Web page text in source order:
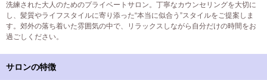
洗練された大人のためのプライベートサロン。丁寧なカウンセリングを大切に
し、髪質やライフスタイルに寄り添った“本当に似合う”スタイルをご提案しま
す。郊外の落ち着いた雰囲気の中で、リラックスしながら自分だけの時間をお
過ごしください。
サロンの特徴